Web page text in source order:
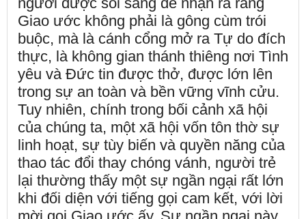
Giao ước không phải là gông cùm trói
buộc, mà là cánh cổng mở ra Tự do đích
thực, là không gian thánh thiêng nơi Tình
yêu và Đức tin được thở, được lớn lên
trong sự an toàn và bền vững vĩnh cửu.
Tuy nhiên, chính trong bối cảnh xã hội
của chúng ta, một xã hội vốn tôn thờ sự
linh hoạt, sự tùy biến và quyền năng của
thao tác đổi thay chóng vánh, người trẻ
lại thường thấy một sự ngần ngại rất lớn
khi đối diện với tiếng gọi cam kết, với lời